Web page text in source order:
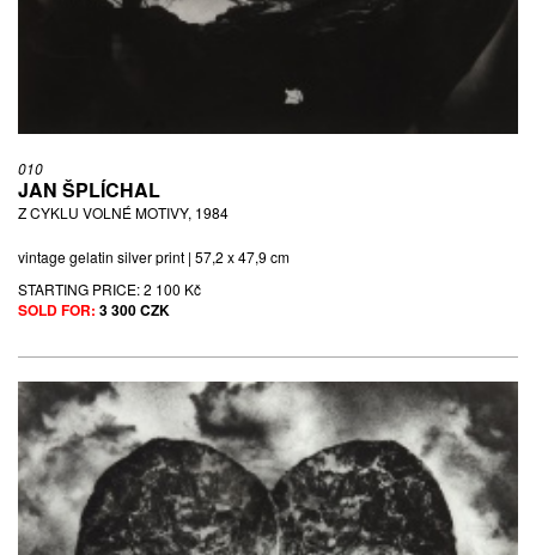
010
JAN ŠPLÍCHAL
Z CYKLU VOLNÉ MOTIVY, 1984
vintage gelatin silver print | 57,2 x 47,9 cm
STARTING PRICE:2 100 Kč
SOLD FOR: 3 300 CZK